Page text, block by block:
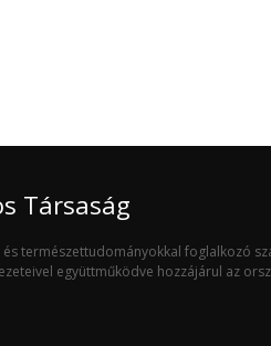
Társaság
és természettudományokkal foglalkozó
együttműködve hozzájárul az